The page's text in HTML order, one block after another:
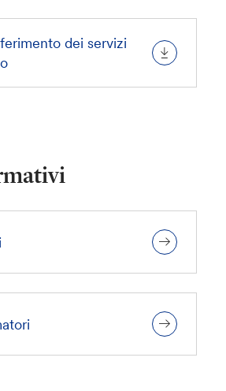
dei servizi